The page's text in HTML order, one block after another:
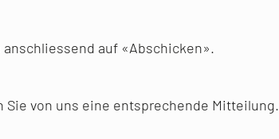
auf «Abschicken».
von uns eine entsprechende Mitteilung.